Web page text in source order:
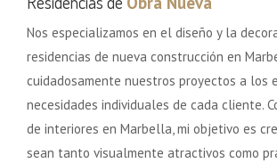
Nos especializamos en el diseño y la
residencias de nueva construcción en
cuidadosamente nuestros proyectos a los
necesidades individuales de cada cliente.
de interiores en Marbella, mi objetivo es
sean tanto visualmente atractivos como